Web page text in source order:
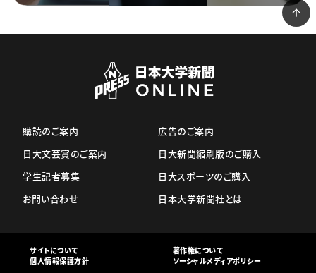
購読のご案内
日大文芸賞のご案内
学生記者募集
お問い合わせ
広告のご案内
日大新聞縮刷版のご購入
日大スポーツのご購入
日本大学新聞社とは
サイトについて
著作権について
個人情報保護方針
ソーシャルメディアポリシー